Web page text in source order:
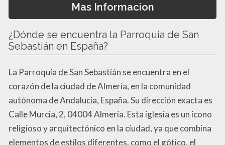
Mas Informacion
¿Dónde se encuentra la Parroquia de San
Sebastián en España?
La Parroquia de San Sebastián se encuentra en el
corazón de la ciudad de Almería, en la comunidad
autónoma de Andalucía, España. Su dirección exacta es
Calle Murcia, 2, 04004 Almería. Esta iglesia es un icono
religioso y arquitectónico en la ciudad, ya que combina
elementos de estilos diferentes, como el gótico, el